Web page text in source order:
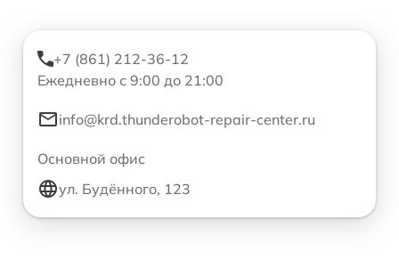
+7 (861) 212-36-12
Ежедневно с 9:00 до 21:00
info@krd.thunderobot-repair-center.ru
Основной офис
ул. Будённого, 123